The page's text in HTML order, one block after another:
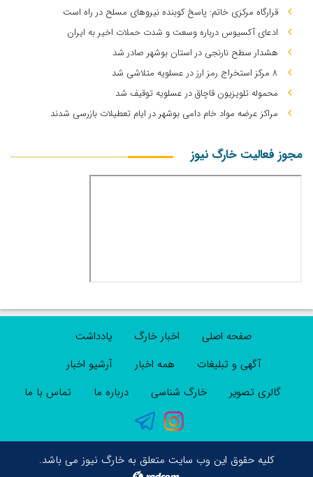
قرارگاه مرکزی خاتم: پاسخ کوبنده نیروهای مسلح در راه است
ادعای آکسیوس درباره وسعت و شدت حملات اخیر به ایران
هشدار سطح نارنجی در استان بوشهر صادر شد
۸ مرکز استخراج رمز ارز در عسلویه متلاشی شد
محموله تلویزیون قاچاق در عسلویه توقیف شد
مراکز عرضه مواد خام دامی بوشهر در ایام تعطیلات بازرسی شدند
مجوز فعالیت خارگ نیوز
صفحه اصلی اخبار خارگ
یادداشت
آگهی و تبلیغات
همه اخبار
آرشیو اخبار
گالری تصویر
خارگ شناسی درباره ما تماس با ما
کلیه حقوق این وب سایت متعلق به خارگ نیوز می باشد.